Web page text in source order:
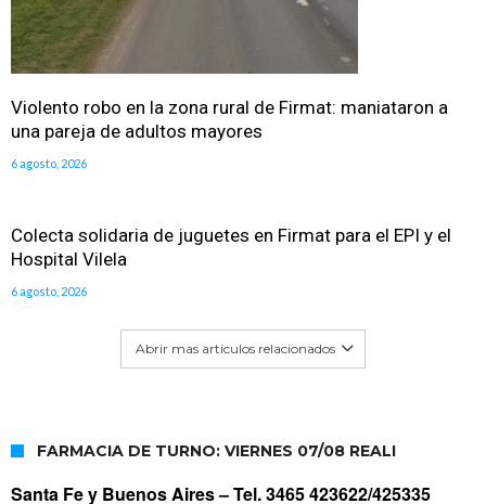
Violento robo en la zona rural de Firmat: maniataron a
una pareja de adultos mayores
6 agosto, 2026
Colecta solidaria de juguetes en Firmat para el EPI y el
Hospital Vilela
6 agosto, 2026
Abrir mas artículos relacionados
FARMACIA DE TURNO: VIERNES 07/08 REALI
Santa Fe y Buenos Aires –Tel. 3465 423622/425335